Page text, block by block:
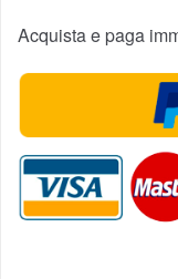
Acquista e paga